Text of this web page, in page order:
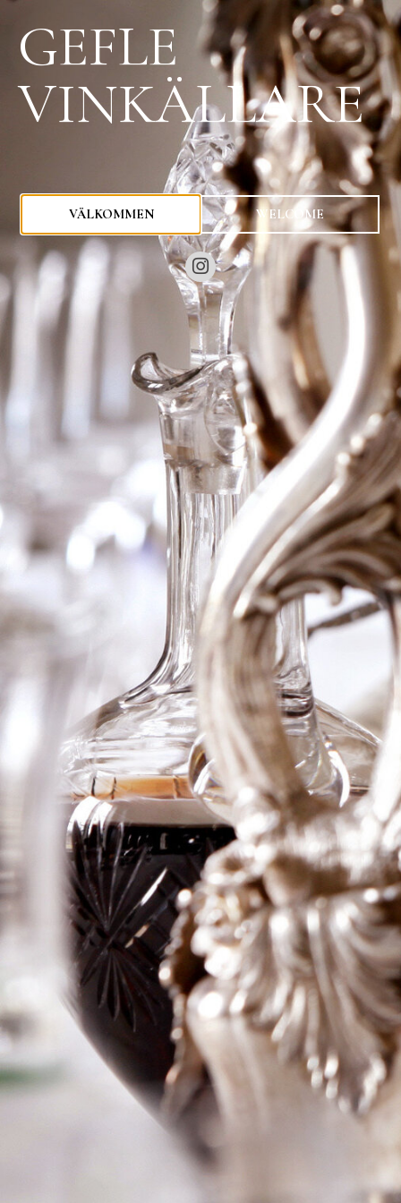
kr
2004 Ch Latour
Logga in för att se priset
Art.nr: 20544-01
Information
Producent Ch Latour
Årgång 2004
Land Frankrike
Område Pauillac
Färg Rött
75cl
GEFLE
VINKÄLLARE
VÄLKOMMEN WELCOME